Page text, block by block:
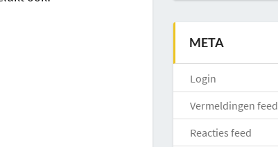
META
Login
Vermeldingen feed
Reacties feed